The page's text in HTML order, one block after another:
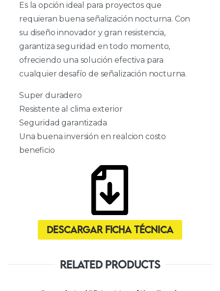
Es la opción ideal para proyectos que
requieran buena señalización nocturna. Con
su diseño innovador y gran resistencia,
garantiza seguridad en todo momento,
ofreciendo una solución efectiva para
cualquier desafío de señalización nocturna.
Super duradero
Resistente al clima exterior
Seguridad garantizada
Una buena inversión en realcion costo
beneficio
Descargar ficha técnica
Related Products